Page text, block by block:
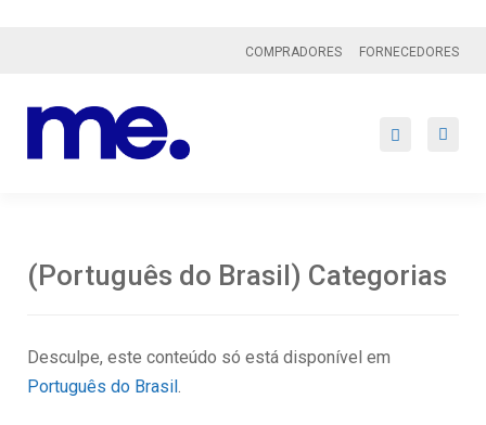
COMPRADORES FORNECEDORES
(Português do Brasil) Categorias
Desculpe, este conteúdo só está disponível em
Português do Brasil.